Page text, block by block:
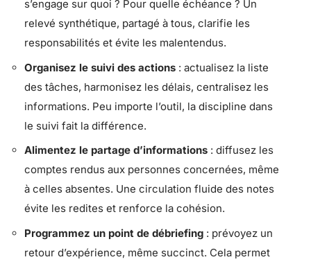
s’engage sur quoi ? Pour quelle échéance ? Un
relevé synthétique, partagé à tous, clarifie les
responsabilités et évite les malentendus.
Organisez le suivi des actions : actualisez la liste
des tâches, harmonisez les délais, centralisez les
informations. Peu importe l’outil, la discipline dans
le suivi fait la différence.
Alimentez le partage d’informations : diffusez les
comptes rendus aux personnes concernées, même
à celles absentes. Une circulation fluide des notes
évite les redites et renforce la cohésion.
Programmez un point de débriefing : prévoyez un
retour d’expérience, même succinct. Cela permet